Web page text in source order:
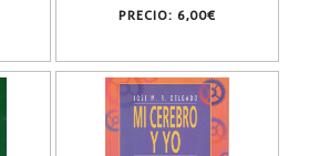
PRECIO: 6,00€